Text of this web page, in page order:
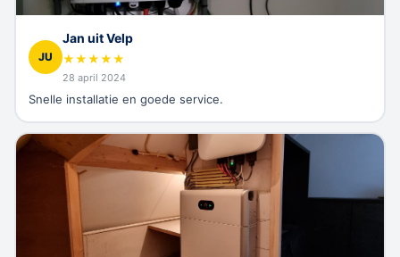
JU
Jan uit Velp
★★★★★
28 april 2024
Snelle installatie en goede service.